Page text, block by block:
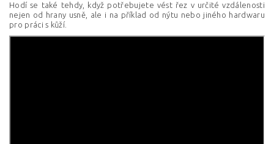
Hodí se také tehdy, když potřebujete vést řez v určité vzdálenosti
nejen od hrany usně, ale i na příklad od nýtu nebo jiného hardwaru
pro práci s kůží.